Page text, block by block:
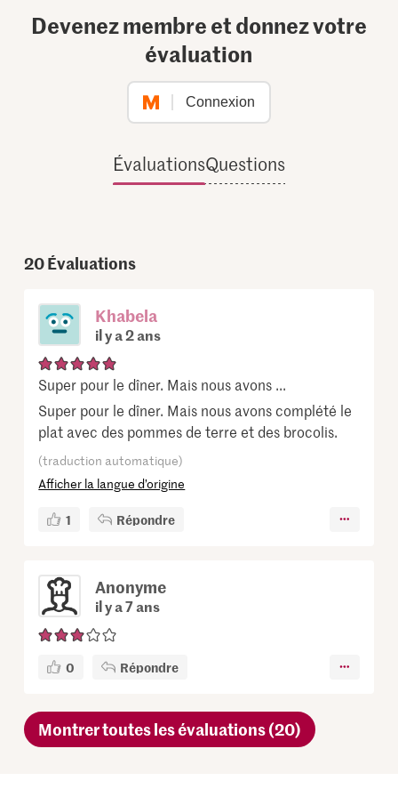
Devenez membre et donnez votre
évaluation
Connexion
ÉvaluationsQuestions
20Évaluations
Khabela
il y a 2 ans
Super pour le dîner. Mais nous avons ...
Super pour le dîner. Mais nous avons complété le
plat avec des pommes de terre et des brocolis.
(traduction automatique)
Afficher la langue d’origine
1 Répondre
Anonyme
il y a 7 ans
0 Répondre
Montrer toutes les évaluations (20)